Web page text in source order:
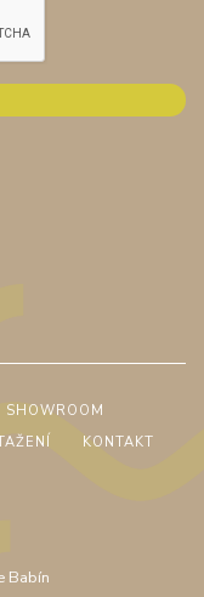
SHOWROOM
KONTAKT
Babín